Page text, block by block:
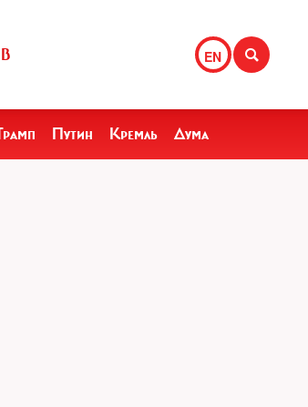
EN
Путин Кремль Дума